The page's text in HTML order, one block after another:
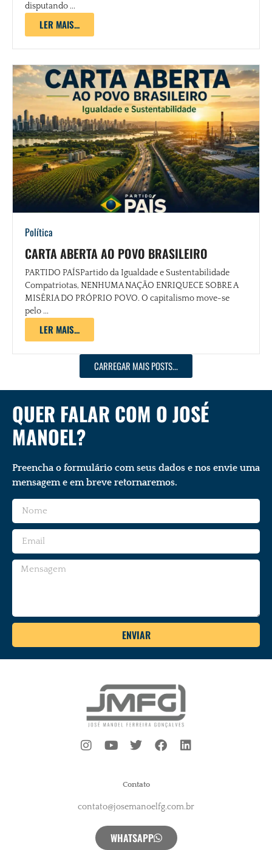
disputando ...
LER MAIS...
Política
CARTA ABERTA AO POVO BRASILEIRO
PARTIDO PAÍSPartido da Igualdade e Sustentabilidade
Compatriotas, NENHUMA NAÇÃO ENRIQUECE SOBRE A
MISÉRIA DO PRÓPRIO POVO. O capitalismo move-se
pelo ...
LER MAIS...
CARREGAR MAIS POSTS...
QUER FALAR COM O JOSÉ
MANOEL?
Preencha o formulário com seus dados e nos envie uma
mensagem e em breve retornaremos.
ENVIAR
Contato
contato@josemanoelfg.com.br
WHATSAPP